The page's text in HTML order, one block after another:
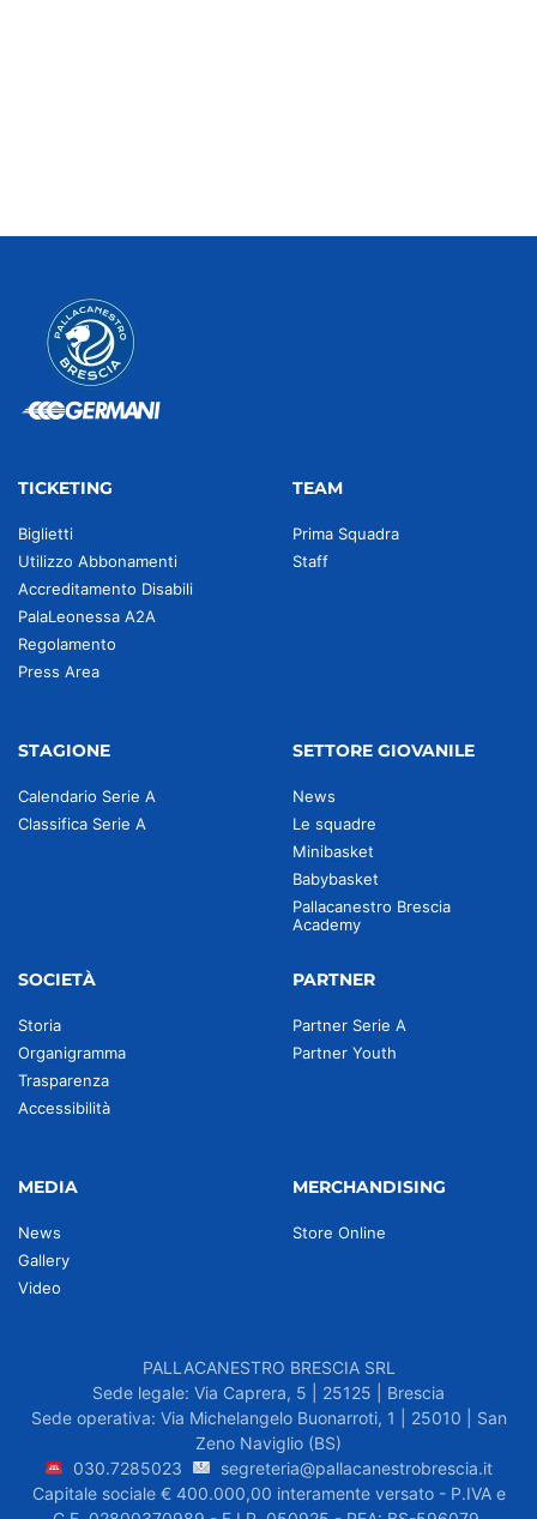
TICKETING
Biglietti
Utilizzo Abbonamenti
Accreditamento Disabili
PalaLeonessa A2A
Regolamento
Press Area
TEAM
Prima Squadra
Staff
STAGIONE
Calendario Serie A
Classifica Serie A
SETTORE GIOVANILE
News
Le squadre
Minibasket
Babybasket
Pallacanestro Brescia
Academy
SOCIETÀ
Storia
Organigramma
Trasparenza
Accessibilità
PARTNER
Partner Serie A
Partner Youth
MEDIA
News
Gallery
Video
MERCHANDISING
Store Online
PALLACANESTRO BRESCIA SRL
Sede legale: Via Caprera, 5 | 25125 | Brescia
Sede operativa: Via Michelangelo Buonarroti, 1 | 25010 | San
Zeno Naviglio (BS)
030.7285023
segreteria@pallacanestrobrescia.it
Capitale sociale € 400.000,00 interamente versato - P.IVA e